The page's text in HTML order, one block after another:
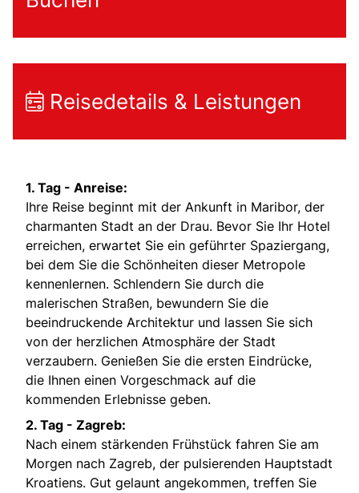
Reisedetails & Leistungen
1. Tag - Anreise:
Ihre Reise beginnt mit der Ankunft in Maribor, der
charmanten Stadt an der Drau. Bevor Sie Ihr Hotel
erreichen, erwartet Sie ein geführter Spaziergang,
bei dem Sie die Schönheiten dieser Metropole
kennenlernen. Schlendern Sie durch die
malerischen Straßen, bewundern Sie die
beeindruckende Architektur und lassen Sie sich
von der herzlichen Atmosphäre der Stadt
verzaubern. Genießen Sie die ersten Eindrücke,
die Ihnen einen Vorgeschmack auf die
kommenden Erlebnisse geben.
2. Tag - Zagreb:
Nach einem stärkenden Frühstück fahren Sie am
Morgen nach Zagreb, der pulsierenden Hauptstadt
Kroatiens. Gut gelaunt angekommen, treffen Sie